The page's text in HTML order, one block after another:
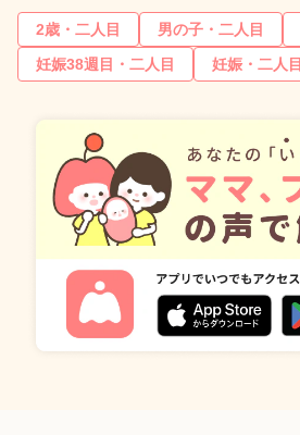
2歳・二人目 男の子・二人目
妊娠38週目・二人目
妊娠・二人目